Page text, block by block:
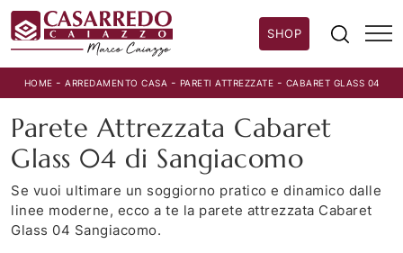
SHOP
HOME - ARREDAMENTO CASA - PARETI ATTREZZATE - CABARET GLASS 04
Parete Attrezzata Cabaret
Glass 04 di Sangiacomo
Se vuoi ultimare un soggiorno pratico e dinamico dalle
linee moderne, ecco a te la parete attrezzata Cabaret
Glass 04 Sangiacomo.